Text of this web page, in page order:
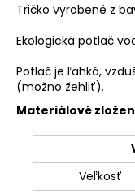
Tričko vyrobené z
Ekologická potlač
Potlač je ľahká,
(možno žehliť).
Materiálové
Veľkosť